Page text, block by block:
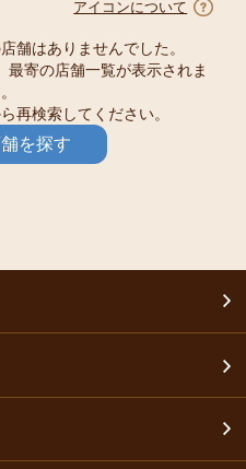
アイコンについて
舗はありませんでした。
寄の店舗一覧が表示されま
再検索してください。
を探す